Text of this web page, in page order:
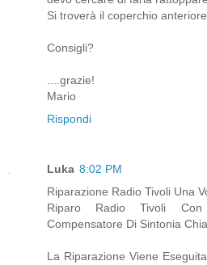
Si troverà il coperchio
Consigli?
....grazie!
Mario
Rispondi
Luka 8:02 PM
Riparazione Radio Tivoli Una
Riparo Radio Tivoli
Compensatore Di Sintonia
La Riparazione Viene